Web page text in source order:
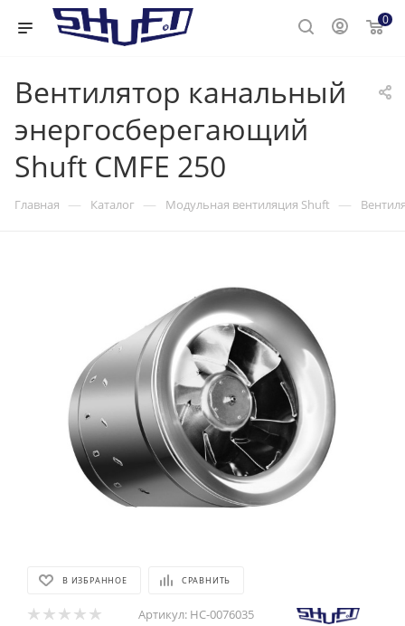
0
Вентилятор канальный
энергосберегающий
Shuft CMFE 250
Главная — Каталог — Модульная вентиляция Shuft —
В ИЗБРАННОЕ СРАВНИТЬ
Артикул: НС-0076035